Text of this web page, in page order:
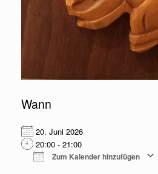
Wann
20. Juni 2026
20:00 - 21:00
Zum Kalender hinzufügen